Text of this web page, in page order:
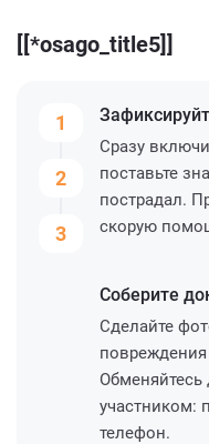
[[*osago_title5]]
1
2
3
Сразу
поставьте
пострадал.
скорую
Соберите
Сделайте
участником:
телефон.